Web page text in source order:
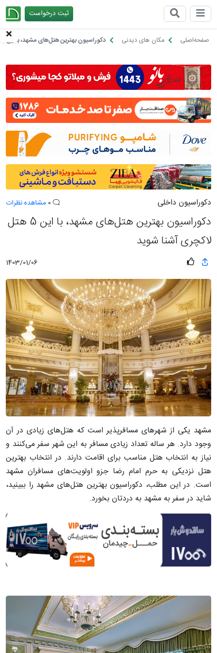
ثبت درخواست
صفحه‌اصلی مکان های دیدنی دکوراسیون بهترین هتل‌های مشهد، با این 5 هتل لاکچری آشنا شوید
دکوراسیون داخلی مشاهده نظرات
دکوراسیون بهترین هتل‌های مشهد، با این 5 هتل
لاکچری آشنا شوید
1403/01/06
مشهد یکی از شهرهای مسافرپذیر است که هتل‌های زیادی در آن
وجود دارد. هر ساله تعداد زیادی مسافر به این شهر سفر می‌کنند و
نیاز به انتخاب هتل مناسب برای اقامت دارند. در انتخاب بهترین
هتل‌ نزدیکی به حرم امام رضا جزو اولویت‌های مسافران مشهد
است. در این مطلب، دکوراسیون بهترین هتل‌های مشهد را ببینید،
شاید در سفر به مشهد به دردتان بخورد.